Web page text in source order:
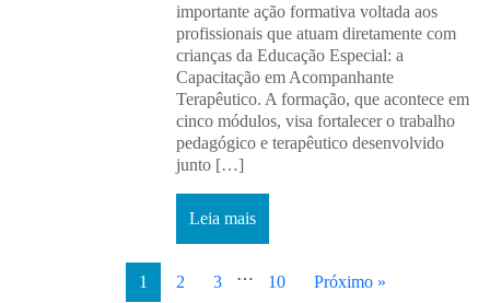
importante ação formativa voltada aos
profissionais que atuam diretamente com
crianças da Educação Especial: a
Capacitação em Acompanhante
Terapêutico. A formação, que acontece em
cinco módulos, visa fortalecer o trabalho
pedagógico e terapêutico desenvolvido
junto […]
Leia mais
1 2 3 … 10 Próximo »